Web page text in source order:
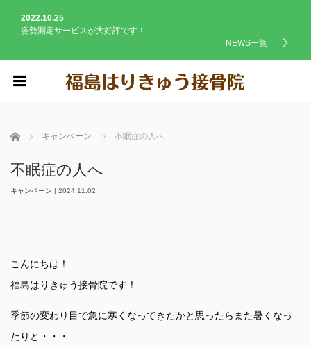
2022.10.25
姿勢測定サービスが大好評です！
NEWS一覧
ホーム キャンペーン 不眠症の人へ
不眠症の人へ
キャンペーン | 2024.11.02
こんにちは！
福島はりきゅう接骨院です！
季節の変わり目で急に寒くなってきたかと思ったらまた暑くなっ
たりと・・・